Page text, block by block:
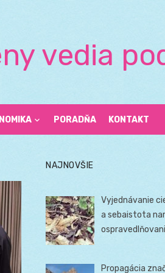
vedia
PORADŇA KONTAKT
NAJNOVŠIE
Vyjednávanie
a sebaistota
Propagácia